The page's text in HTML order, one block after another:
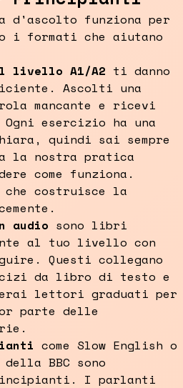
d'ascolto funziona per
i formati che aiutano
livello A1/A2 ti danno
Ascolti una
mancante e ricevi
Ogni esercizio ha una
quindi sai sempre
la nostra pratica
come funziona.
costruisce la
audio sono libri
al tuo livello con
Questi collegano
da libro di testo e
lettori graduati per
parte delle
come Slow English o
BBC sono
I parlanti